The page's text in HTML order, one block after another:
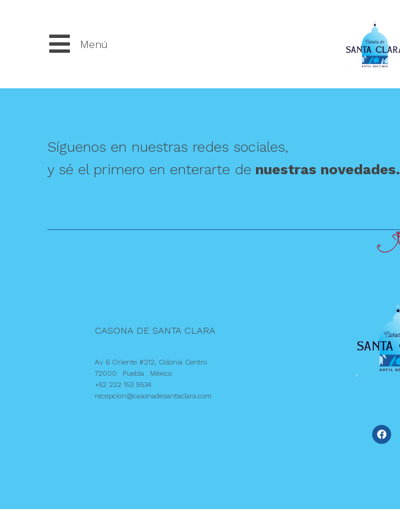
Menú
Síguenos en nuestras redes sociales,
y sé el primero en enterarte de nuestras novedades.
CASONA DE SANTA CLARA
Av 6 Oriente #212, Colonia Centro
72000
Puebla
México
+52 222 153 9534
recepcion@casonadesantaclara.com